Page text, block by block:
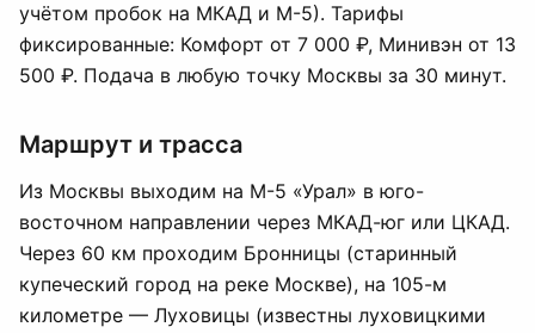
учётом пробок на МКАД и М-5). Тарифы
фиксированные: Комфорт от 7 000 ₽, Минивэн от 13
500 ₽. Подача в любую точку Москвы за 30 минут.
Маршрут и трасса
Из Москвы выходим на М-5 «Урал» в юго-
восточном направлении через МКАД-юг или ЦКАД.
Через 60 км проходим Бронницы (старинный
купеческий город на реке Москве), на 105-м
километре — Луховицы (известны луховицкими